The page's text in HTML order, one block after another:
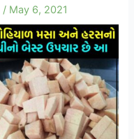
/ May 6, 2021